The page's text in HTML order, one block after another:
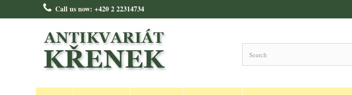
Call us now: +420 2 22314734